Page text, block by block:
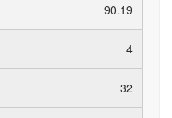
90.19
4
32